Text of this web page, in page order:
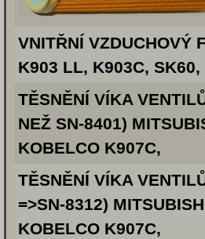
VNITŘNÍ VZDUCHOVÝ
K903 LL, K903C, SK60,
TĚSNĚNÍ VÍKA
NEŽ SN-8401)
KOBELCO K907C,
TĚSNĚNÍ VÍKA
=>SN-8312)
KOBELCO K907C,